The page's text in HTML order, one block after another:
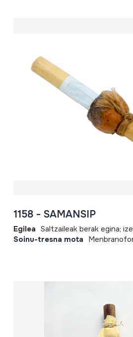
1158 - SAMANSIP
Egilea Saltzaileak berak egina;
Soinu-tresna mota